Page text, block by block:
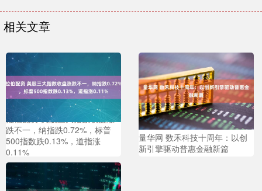
相关文章
拉伯配资 美股三大指数收盘涨
跌不一，纳指跌0.72%，标普
500指数跌0.13%，道指涨
0.11%
量华网 数禾科技十周年：以创
新引擎驱动普惠金融新篇